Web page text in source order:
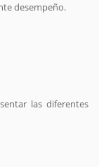
desempeño.
las diferentes